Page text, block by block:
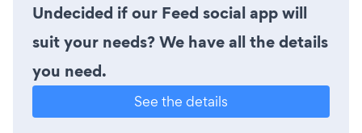
Undecided if our Feed social app will
suit your needs? We have all the details
you need.
See the details